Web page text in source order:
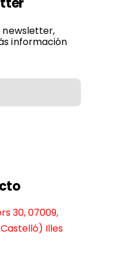
newsletter,
información
30, 07009,
Illes